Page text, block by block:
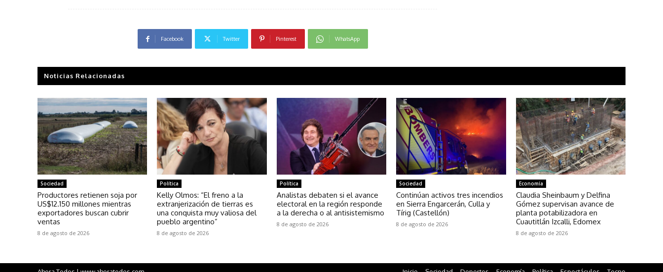
Facebook Twitter Pinterest WhatsApp
Noticias Relacionadas
Sociedad
Productores retienen soja por
US$12.150 millones mientras
exportadores buscan cubrir
ventas
8 de agosto de 2026
Política
Kelly Olmos: “El freno a la
extranjerización de tierras es
una conquista muy valiosa del
pueblo argentino”
8 de agosto de 2026
Política
Analistas debaten si el avance
electoral en la región responde
a la derecha o al antisistemismo
8 de agosto de 2026
Sociedad
Continúan activos tres incendios
en Sierra Engarcerán, Culla y
Tírig (Castellón)
8 de agosto de 2026
Economía
Claudia Sheinbaum y Delfina
Gómez supervisan avance de
planta potabilizadora en
Cuautitlán Izcalli, Edomex
8 de agosto de 2026